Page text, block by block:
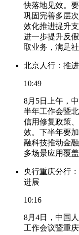
快落地见效。
巩固完善多层
效化推进提升
进一步提升反
取业务，满足
北京人行：推
10:49
8月5日上午，
半年工作会暨
信用修复政策
效。下半年要
融科技推动金
多场景应用覆盖
央行重庆分行
进展
10:16
8月4日，中国
工作会议暨重